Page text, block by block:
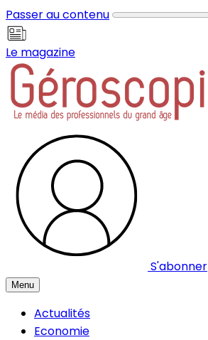
Passer au contenu
Le magazine
S'abonner
Menu
Actualités
Economie
Panneau de gestion des cookies